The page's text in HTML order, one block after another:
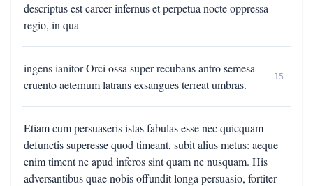
descriptus est carcer infernus et perpetua nocte oppressa
regio, in qua
ingens ianitor Orci ossa super recubans antro semesa
cruento aeternum latrans exsangues terreat umbras.
15
Etiam cum persuaseris istas fabulas esse nec quicquam
defunctis superesse quod timeant, subit alius metus: aeque
enim timent ne apud inferos sint quam ne nusquam. His
adversantibus quae nobis offundit longa persuasio, fortiter